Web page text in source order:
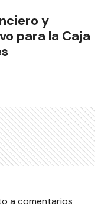
y
para la Caja
a comentarios